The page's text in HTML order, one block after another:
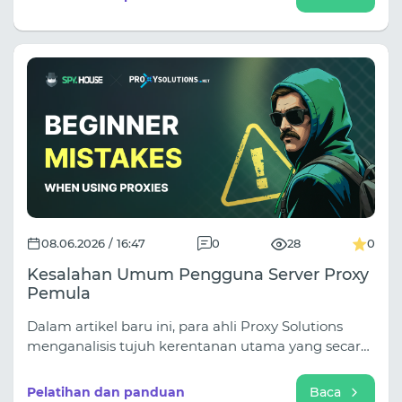
pesaing dan melewatkan validasi GEO, Anda
membuat keputusan pembelian media
berdasarkan data yang tidak lengkap. Dalam
panduan terbaru kami, kami menguraikan alur
kerja riset iklan terbaik menggunakan Spy.house
untuk penemuan dan Squid Proxies untuk validasi
GEO langsung.
08.06.2026 / 16:47 0 28 0
Kesalahan Umum Pengguna Server Proxy
Pemula
Dalam artikel baru ini, para ahli Proxy Solutions
menganalisis tujuh kerentanan utama yang secara
algoritma platform. Anda akan mempelajari
Pelatihan dan panduan Baca